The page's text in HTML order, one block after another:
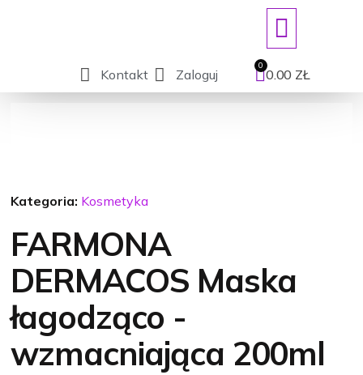
Kontakt Zaloguj 0.00 ZŁ
Kategoria: Kosmetyka
FARMONA
DERMACOS Maska
łagodząco -
wzmacniająca 200ml